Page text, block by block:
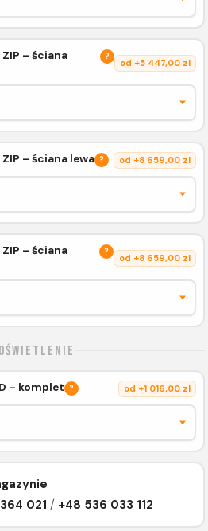
– ściana
?
od +5 447,00 zl
– ściana lewa ? od +8 659,00 zl
– ściana
?
od +8 659,00 zl
Oświetlenie
– komplet ? od +1 016,00 zl
021 / +48 536 033 112